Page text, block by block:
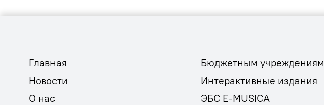
Главная
Новости
О нас
Бюджетным учреждениям
Интерактивные издания
ЭБС E-MUSICA